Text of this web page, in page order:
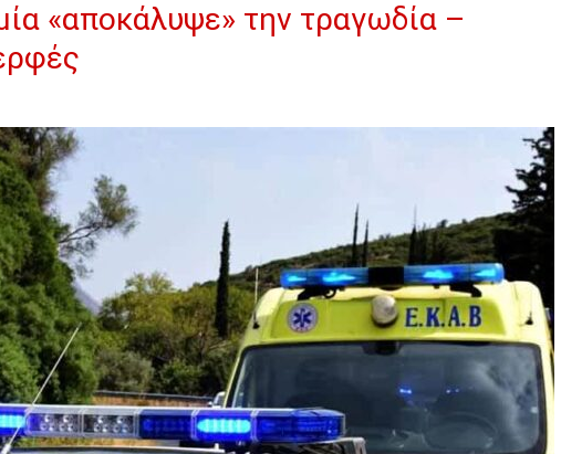
«αποκάλυψε» την τραγωδία –